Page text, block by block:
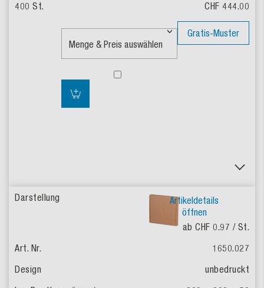
CHF 444.00
Gratis-Muster
Artikeldetails
öffnen
ab CHF 0.97 / St.
1650.027
unbedruckt